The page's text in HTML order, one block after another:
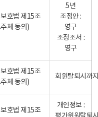
호법 제15조
체 동의)
5년
조정안 :
영구
조정조서 :
영구
호법 제15조
체 동의)
회원탈퇴시까
호법 제15조
개인정보 :